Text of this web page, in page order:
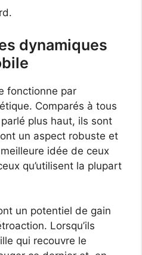
dynamiques
fonctionne par
Comparés à tous
plus haut, ils sont
un aspect robuste et
idée de ceux
qu’utilisent la plupart
un potentiel de gain
Lorsqu’ils
qui recouvre le